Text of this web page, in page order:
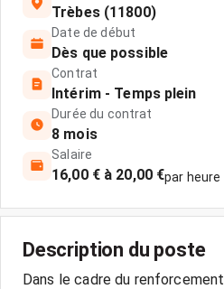
Trèbes (11800)
Date de début
Dès que possible
Contrat
Intérim - Temps plein
Durée du contrat
8 mois
Salaire
16,00 € à 20,00 €par heure
Description du poste
Dans le cadre du